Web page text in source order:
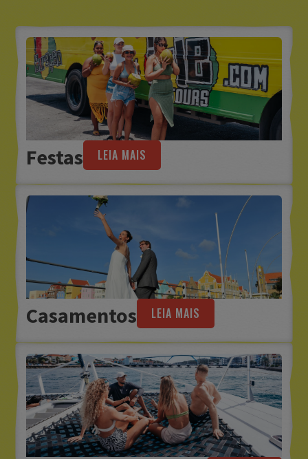
Festas LEIA MAIS
Casamentos LEIA MAIS